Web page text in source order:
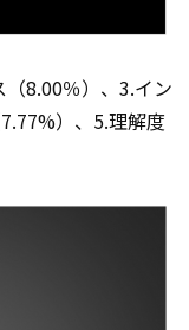
（8.00％）、3.イン
）、5.理解度